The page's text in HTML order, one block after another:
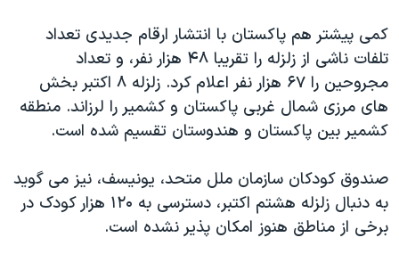
تریبونال مردمی آبان ۹۸
دادگاه حمید نوری
چهل سال گروگان‌گیری
قانون شفافیت دارائی کادر رهبری ایران
اسرائیل در جنگ
نرگس محمدی برنده جایزه نوبل صلح
کمی پيشتر هم پاکستان با انتشار ارقام جديدی تعداد
تلفات ناشی از زلزله را تقريبا ۴۸ هزار نفر، و تعداد
مجروحين را ۶۷ هزار نفر اعلام کرد. زلزله ۸ اکتبر بخش
های مرزی شمال غربی پاکستان و کشمير را لرزاند. منطقه
کشمير بين پاکستان و هندوستان تقسيم شده است.
صندوق کودکان سازمان ملل متحد، يونيسف، نيز می گويد
به دنبال زلزله هشتم اکتبر، دسترسی به ۱۲۰ هزار کودک در
برخی از مناطق هنوز امکان پذير نشده است.